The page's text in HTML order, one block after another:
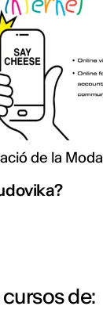
de la Moda
de: